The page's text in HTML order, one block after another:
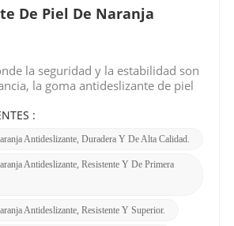
De Piel De Naranja
la seguridad y la estabilidad son
la goma antideslizante de piel
no es un caucho cualquiera;
incomparables.La goma
piel de naranja está fabricada con
alta calidad. Su textura única de
una capa adicional de
hace ideal para una amplia gama
:
Antideslizante, Duradera Y De Alta Calidad.
Antideslizante, Resistente Y De Primera
Antideslizante, Resistente Y Superior.